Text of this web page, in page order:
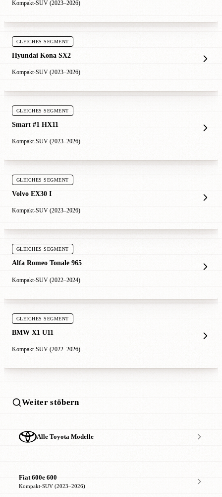
Kompakt-SUV (2023–2026)
GLEICHES SEGMENT
Hyundai Kona SX2
Kompakt-SUV (2023–2026)
GLEICHES SEGMENT
Smart #1 HX11
Kompakt-SUV (2023–2026)
GLEICHES SEGMENT
Volvo EX30 I
Kompakt-SUV (2023–2026)
GLEICHES SEGMENT
Alfa Romeo Tonale 965
Kompakt-SUV (2022–2024)
GLEICHES SEGMENT
BMW X1 U11
Kompakt-SUV (2022–2026)
Weiter stöbern
Alle Toyota Modelle
Fiat 600e 600
Kompakt-SUV (2023–2026)